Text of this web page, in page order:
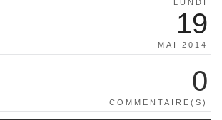
LUNDI
19
MAI 2014
0
COMMENTAIRE(S)